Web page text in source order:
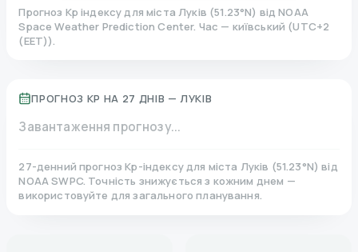
Прогноз Kp індексу для міста Луків (51.23°N) від NOAA
Space Weather Prediction Center. Час — київський (UTC+2
(EET)).
ПРОГНОЗ KP НА 27 ДНІВ — ЛУКІВ
Завантаження прогнозу...
27-денний прогноз Kp-індексу для міста Луків (51.23°N)від
NOAA SWPC. Точність знижується з кожним днем —
використовуйте для загального планування.